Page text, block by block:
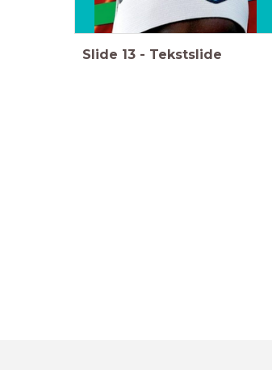
Slide 13 - Tekstslide